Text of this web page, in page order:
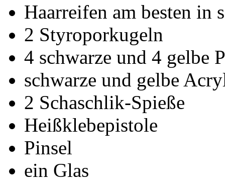
Haarreifen am besten in
2 Styroporkugeln
4 schwarze und 4 gelbe
schwarze und gelbe
2 Schaschlik-Spieße
Heißklebepistole
Pinsel
ein Glas